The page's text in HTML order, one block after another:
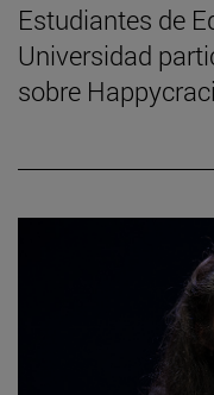
Estudiantes de
Universidad
sobre